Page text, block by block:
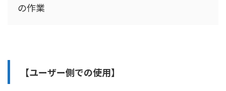
の作業
【ユーザー側での使用】